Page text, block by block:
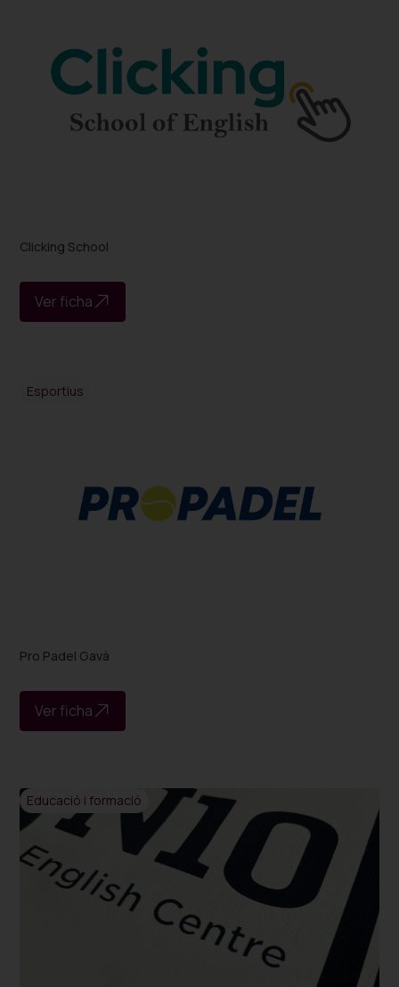
Clicking School
Ver ficha
Esportius
Pro Padel Gavà
Ver ficha
Educació i formació